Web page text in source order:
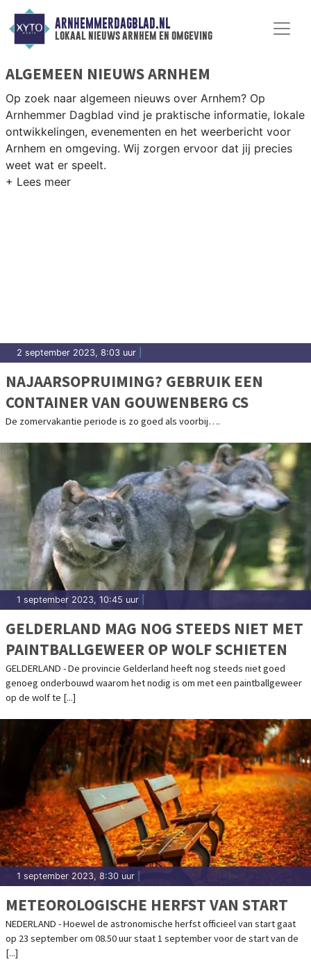
ARNHEMMERDAGBLAD.NL
lokaal nieuws arnhem en omgeving
ALGEMEEN NIEUWS ARNHEM
Op zoek naar algemeen nieuws over Arnhem? Op
Arnhemmer Dagblad vind je praktische informatie, lokale
ontwikkelingen, evenementen en het weerbericht voor
Arnhem en omgeving. Wij zorgen ervoor dat jij precies
weet wat er speelt.
2 september 2023, 8:03 uur
NAJAARSOPRUIMING? GEBRUIK EEN
CONTAINER VAN GOUWENBERG CS
De zomervakantie periode is zo goed als voorbij….
1 september 2023, 10:45 uur
GELDERLAND MAG NOG STEEDS NIET MET
PAINTBALLGEWEER OP WOLF SCHIETEN
GELDERLAND - De provincie Gelderland heeft nog steeds niet goed
genoeg onderbouwd waarom het nodig is om met een paintballgeweer
op de wolf te [...]
1 september 2023, 8:30 uur
METEOROLOGISCHE HERFST VAN START
NEDERLAND - Hoewel de astronomische herfst officieel van start gaat
op 23 september om 08.50 uur staat 1 september voor de start van de
[...]